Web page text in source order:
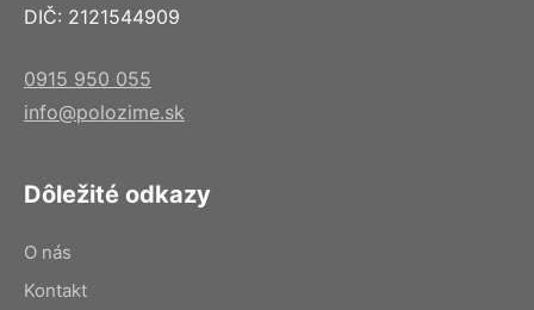
DIČ: 2121544909
0915 950 055
info@polozime.sk
Dôležité odkazy
O nás
Kontakt